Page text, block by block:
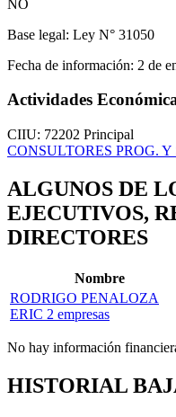
NO
Base legal: Ley N° 31050
Fecha de información: 2 de
Actividades
CIIU: 72202 Principal
CONSULTORES PROG.
ALGUNOS DE
EJECUTIVOS,
DIRECTORES
Nombre
RODRIGO PENALOZA
ERIC 2 empresas
No hay información
HISTORIAL